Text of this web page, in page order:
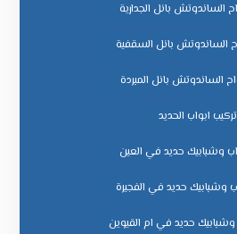
الساندوتش بانل الجدارية
الساندوتش بانل السقفية
الساندوتش بانل المبردة
تركيب ابواب الحديد
وشبابيك حديد في العين
وشبابيك حديد في الفجيرة
وشبابيك حديد في ام القيوين